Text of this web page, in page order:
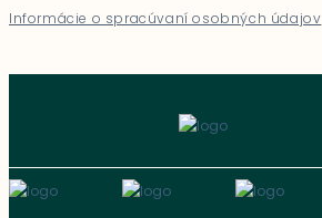
Informácie o spracúvaní osobných údajov